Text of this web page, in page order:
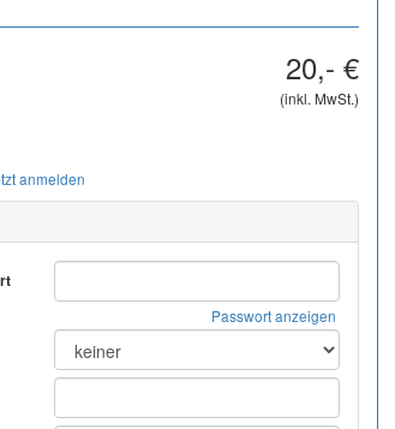
20,- €
(inkl. MwSt.)
anmelden
Passwort anzeigen